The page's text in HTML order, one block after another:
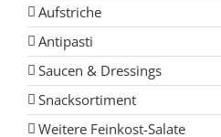
Aufstriche
Antipasti
Saucen & Dressings
Snacksortiment
Weitere Feinkost-Salate